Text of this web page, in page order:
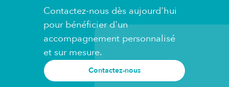
Contactez-nous dès aujourd'hui
pour bénéficier d'un
accompagnement personnalisé
et sur mesure.
Contactez-nous